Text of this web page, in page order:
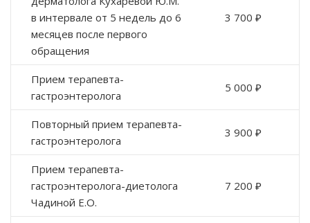
в интервале от 5 недель до 6
месяцев после первого
обращения
3 700 ₽
Прием терапевта-
гастроэнтеролога
5 000 ₽
Повторный прием терапевта-
гастроэнтеролога
3 900 ₽
Прием терапевта-
гастроэнтеролога-диетолога
Чадиной Е.О.
7 200 ₽